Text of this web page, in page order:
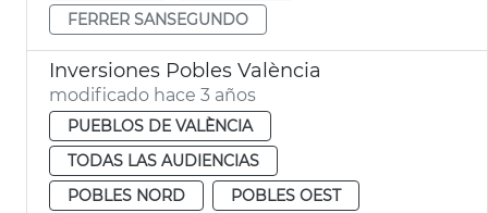
FERRER SANSEGUNDO
Inversiones Pobles València
modificado hace 3 años
PUEBLOS DE VALÈNCIA
TODAS LAS AUDIENCIAS
POBLES NORD
POBLES OEST